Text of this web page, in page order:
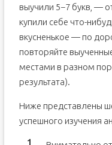
выучили 5−7 букв, —
купили себе что-
вкусненькое — по
повторяйте
местами в разном
результата).
Ниже представлены
успешного изучения